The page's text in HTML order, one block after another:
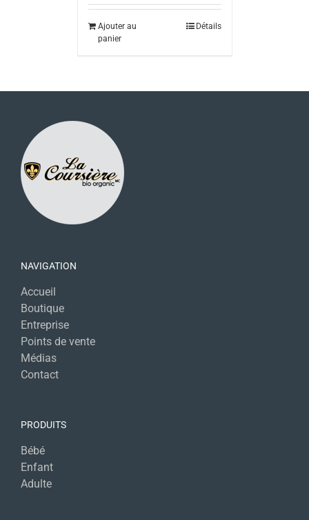
Ajouter au
panier
Détails
NAVIGATION
Accueil
Boutique
Entreprise
Points de vente
Médias
Contact
PRODUITS
Bébé
Enfant
Adulte